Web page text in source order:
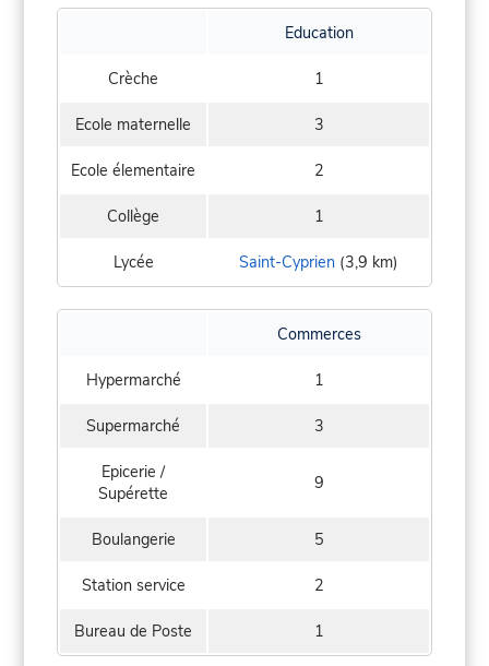
Education
Crèche 1
Ecole maternelle 3
Ecole élementaire 2
Collège 1
Lycée Saint-Cyprien (3,9 km)
Commerces
Hypermarché 1
Supermarché 3
Epicerie /
Supérette
9
Boulangerie 5
Station service 2
Bureau de Poste 1